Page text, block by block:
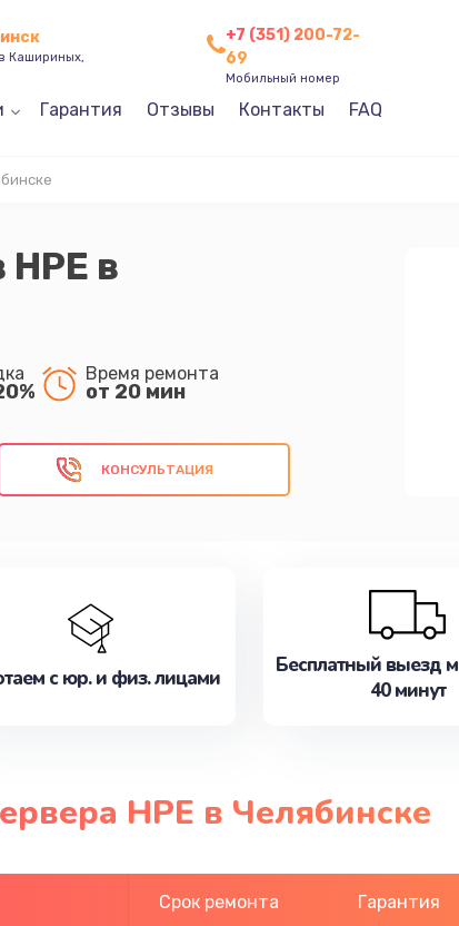
Кашириных,
+7 (351) 200-72-
69
Мобильный номер
Гарантия Отзывы Контакты FAQ
в
Время ремонта
от 20 мин
КОНСУЛЬТАЦИЯ
с юр. и физ. лицами
Бесплатный выезд
40 минут
HPE в Челябинске
Срок ремонта Гарантия